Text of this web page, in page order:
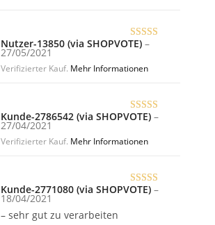
Bewertet
Nutzer-13850 (via SHOPVOTE) –
27/05/2021
Verifizierter Kauf. Mehr Informationen
Bewertet
Kunde-2786542 (via SHOPVOTE) –
27/04/2021
Verifizierter Kauf. Mehr Informationen
Bewertet
Kunde-2771080 (via SHOPVOTE) –
18/04/2021
– sehr gut zu verarbeiten